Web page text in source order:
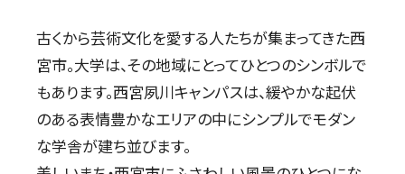
古くから芸術文化を愛する人たちが集まってきた西
宮市。大学は、その地域にとってひとつのシンボルで
もあります。西宮夙川キャンパスは、緩やかな起伏
のある表情豊かなエリアの中にシンプルでモダン
な学舎が建ち並びます。